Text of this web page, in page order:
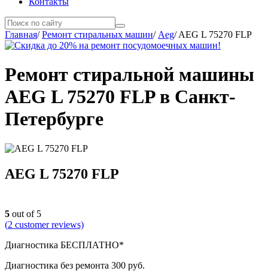
Главная/Ремонт стиральных машин/ Aeg/AEG L 75270 FLP
Ремонт стиральной машины
AEG L 75270 FLP в Санкт-
Петербурге
AEG L 75270 FLP
5 out of 5
(2 customer reviews)
Диагностика БЕСПЛАТНО*
Диагностика без ремонта 300 руб.